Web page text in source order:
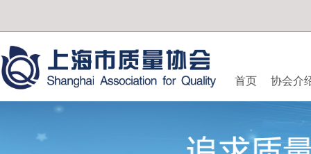
首页 协会介